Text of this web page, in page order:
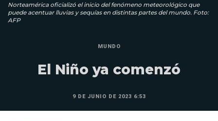
Norteamérica oficializó el inicio del fenómeno meteorológico que
puede acentuar lluvias y sequías en distintas partes del mundo. Foto:
AFP
MUNDO
El Niño ya comenzó
9 DE JUNIO DE 2023 6:53